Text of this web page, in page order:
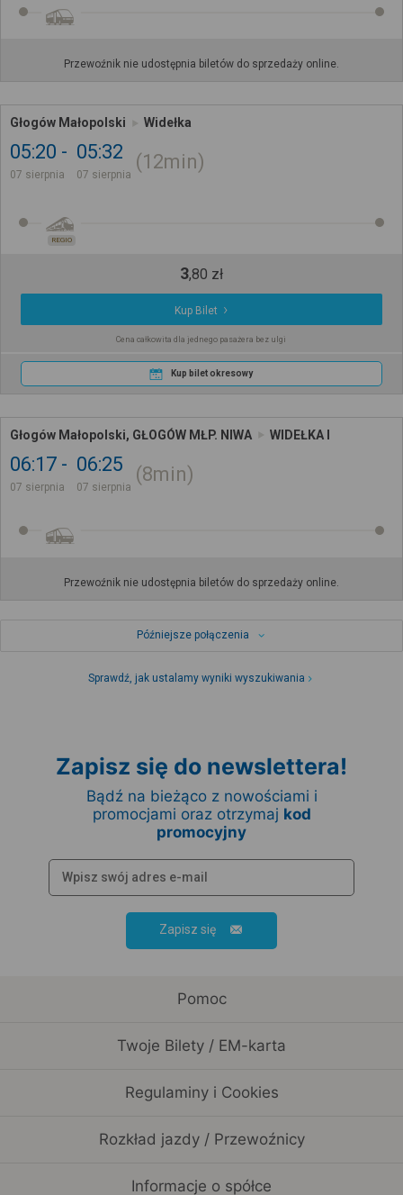
Przewoźnik nie udostępnia biletów do sprzedaży online.
Głogów Małopolski Widełka
05:20
07 sierpnia
05:32
07 sierpnia
12min
REGIO
3,80 zł
Kup Bilet
Cena całkowita dla jednego pasażera bez ulgi
Kup bilet okresowy
Głogów Małopolski, GŁOGÓW MŁP. NIWA WIDEŁKA I
06:17
07 sierpnia
06:25
07 sierpnia
8min
Przewoźnik nie udostępnia biletów do sprzedaży online.
Późniejsze połączenia
Sprawdź, jak ustalamy wyniki wyszukiwania
Zapisz się do newslettera!
Bądź na bieżąco z nowościami i
promocjami oraz otrzymaj kod
promocyjny
Zapisz się
Pomoc
Twoje Bilety / EM-karta
Regulaminy i Cookies
Rozkład jazdy / Przewoźnicy
Informacje o spółce